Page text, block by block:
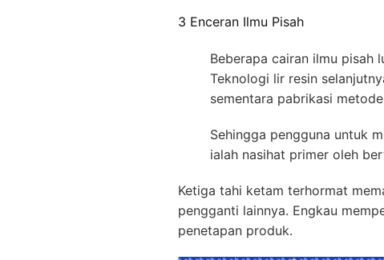
3 Enceran Ilmu Pisah
Beberapa cairan ilmu pisah
Teknologi lir resin
sementara pabrikasi
Sehingga pengguna untuk
ialah nasihat primer oleh
Ketiga tahi ketam terhormat
pengganti lainnya. Engkau
penetapan produk.